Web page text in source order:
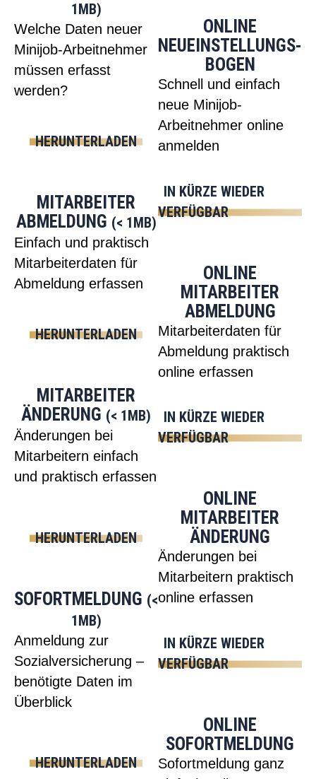
1MB)
Welche Daten neuer
Minijob-Arbeitnehmer
müssen erfasst
werden?
HERUNTERLADEN
MITARBEITER
ABMELDUNG (< 1MB)
Einfach und praktisch
Mitarbeiterdaten für
Abmeldung erfassen
HERUNTERLADEN
MITARBEITER
ÄNDERUNG (< 1MB)
Änderungen bei
Mitarbeitern einfach
und praktisch erfassen
HERUNTERLADEN
SOFORTMELDUNG (<
1MB)
Anmeldung zur
Sozialversicherung –
benötigte Daten im
Überblick
HERUNTERLADEN
ONLINE
NEUEINSTELLUNGS­
BOGEN
Schnell und einfach
neue Minijob-
Arbeitnehmer online
anmelden
IN KÜRZE WIEDER
VERFÜGBAR
ONLINE
MITARBEITER
ABMELDUNG
Mitarbeiterdaten für
Abmeldung praktisch
online erfassen
IN KÜRZE WIEDER
VERFÜGBAR
ONLINE
MITARBEITER
ÄNDERUNG
Änderungen bei
Mitarbeitern praktisch
online erfassen
IN KÜRZE WIEDER
VERFÜGBAR
ONLINE
SOFORTMELDUNG
Sofortmeldung ganz